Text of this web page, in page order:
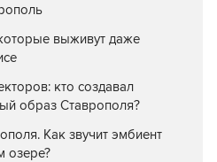
выживут даже
кто создавал
образ Ставрополя?
Как звучит эмбиент
озере?